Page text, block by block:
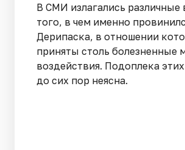
В СМИ излагались различные
того, в чем именно
Дерипаска, в отношении
приняты столь болезненные
воздействия. Подоплека
до сих пор неясна.